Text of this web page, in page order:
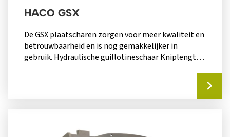
HACO GSX
De GSX plaatscharen zorgen voor meer kwaliteit en
betrouwbaarheid en is nog gemakkelijker in
gebruik. Hydraulische guillotineschaar Kniplengte